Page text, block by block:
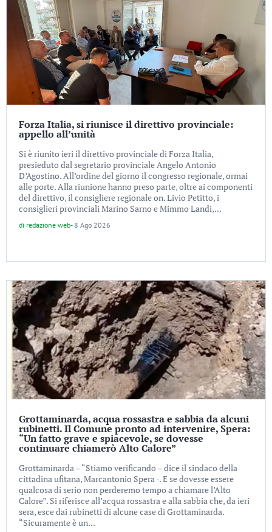
Forza Italia, si riunisce il direttivo provinciale:
appello all’unità
Si è riunito ieri il direttivo provinciale di Forza Italia,
presieduto dal segretario provinciale Angelo Antonio
D’Agostino. All’ordine del giorno il congresso regionale, ormai
alle porte. Alla riunione hanno preso parte, oltre ai componenti
del direttivo, il consigliere regionale on. Livio Petitto, i
consiglieri provinciali Marino Sarno e Mimmo Landi,...
di redazione web- 8 Ago 2026
Grottaminarda, acqua rossastra e sabbia da alcuni
rubinetti. Il Comune pronto ad intervenire, Spera:
“Un fatto grave e spiacevole, se dovesse
continuare chiamerò Alto Calore”
Grottaminarda – “Stiamo verificando – dice il sindaco della
cittadina ufitana, Marcantonio Spera -. E se dovesse essere
qualcosa di serio non perderemo tempo a chiamare l’Alto
Calore”. Si riferisce all’acqua rossastra e alla sabbia che, da ieri
sera, esce dai rubinetti di alcune case di Grottaminarda.
“Sicuramente è un...